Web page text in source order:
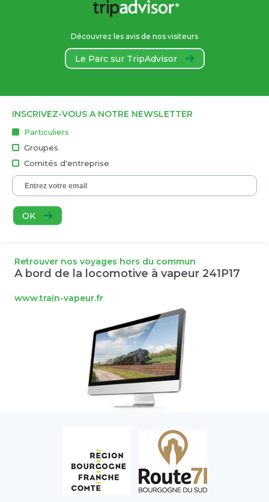
Découvrez les avis de nos visiteurs
Le Parc sur TripAdvisor
INSCRIVEZ-VOUS A NOTRE NEWSLETTER
Particuliers
Groupes
Comités d'entreprise
OK
Retrouver nos voyages hors du commun
A bord de la locomotive à vapeur 241P17
www.train-vapeur.fr